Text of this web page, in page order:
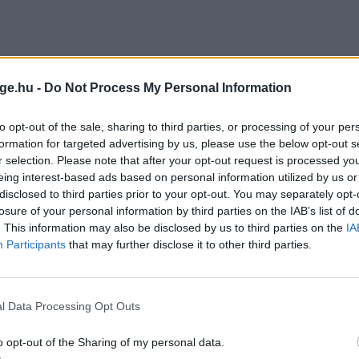
- Do Not Process My Personal Information
opt-out of the sale, sharing to third parties, or processing of your
for targeted advertising by us, please use the below opt-out
selection. Please note that after your opt-out request is processed
interest-based ads based on personal information utilized by us
to third parties prior to your opt-out. You may separately
of your personal information by third parties on the IAB’s list of
This information may also be disclosed by us to third parties on the
Participants that may further disclose it to other third parties.
Data Processing Opt Outs
opt-out of the Sharing of my personal data.
most is a földön hatástalanította
Az első menet nagyobb események nélkül
ért. A felek állva küzdöttek, Nelson a saját
kőkemény jobbegyenessel köszönt be, majd egy
állt a lábán, Gunni simán győzhetett volna TKO-val
szerint lerántotta a földre az élőhalott Joubant, és
guillotine-fojtással. Nagy győzelem volt: